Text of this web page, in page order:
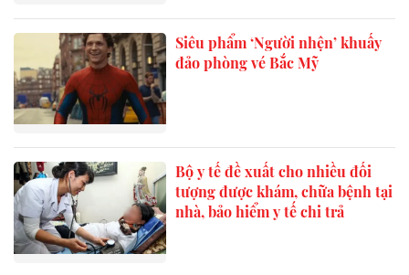
Siêu phẩm ‘Người nhện’ khuấy
đảo phòng vé Bắc Mỹ
Bộ y tế đề xuất cho nhiều đối
tượng được khám, chữa bệnh tại
nhà, bảo hiểm y tế chi trả